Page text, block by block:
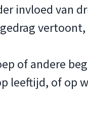
invloed van
vertoont,
of andere
leeftijd, of op